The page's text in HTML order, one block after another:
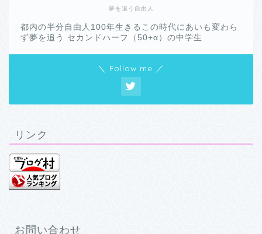
夢を追う自由人
都内の半分自由人100年生きるこの時代にあいも変わら
ず夢を追う セカンドハーフ（50+α）の中学生
＼ Follow me ／
リンク
お問い合わせ